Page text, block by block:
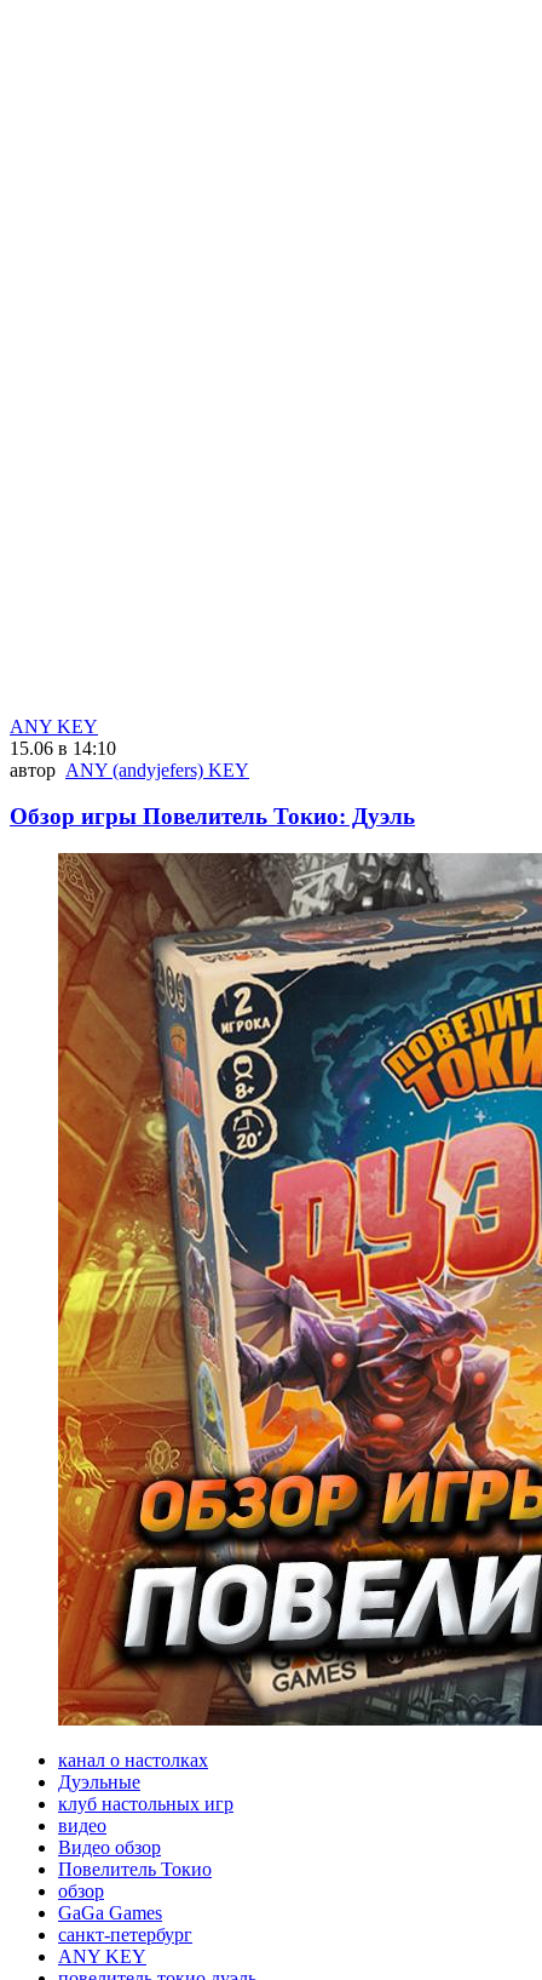
ANY KEY
15.06 в 14:10
автор ANY (andyjefers) KEY
Обзор игры Повелитель Токио: Дуэль
канал о настолках
Дуэльные
клуб настольных игр
видео
Видео обзор
Повелитель Токио
обзор
GaGa Games
санкт-петербург
ANY KEY